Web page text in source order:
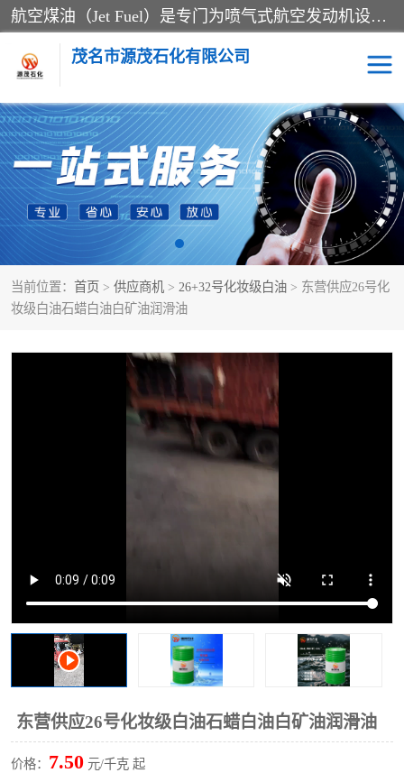
航空煤油（Jet Fuel）是专门为喷气式航空发动机设计的高纯度燃料，主要分为Jet A、Jet A-1和Jet B等类型。其特点是闪点高、低温流动性好，并添加了抗静电剂和抗氧化剂以确保飞行安全。航空煤油需
茂名市源茂石化有限公司
当前位置： 首页 > 供应商机 > 26+32号化妆级白油 > 东营供应26号化
妆级白油石蜡白油白矿油润滑油
东营供应26号化妆级白油石蜡白油白矿油润滑油
价格： 7.50 元/千克 起
RP3航空煤油 D20+D30溶剂油
D40+D60溶剂油 D80+D100溶剂油
6号+120号溶剂油 260号溶剂油
异构烷烃 天然乳胶
26+32号化妆级白油 46+68号化妆级白油